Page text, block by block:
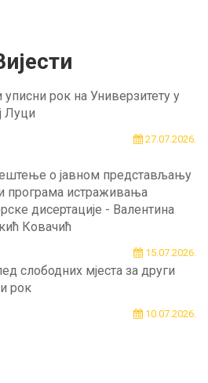
уписни рок на Универзитету у
Луци
27.07.2026.
о јавном представљању
програма истраживања
дисертације - Валентина
Ковачић
15.07.2026.
слободних мјеста за други
рок
10.07.2026.